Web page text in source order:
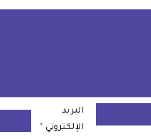
البريد
الإلكتروني *